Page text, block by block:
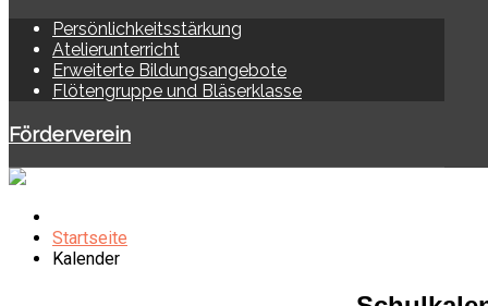
Persönlichkeitsstärkung
Atelierunterricht
Erweiterte Bildungsangebote
Flötengruppe und Bläserklasse
Förderverein
Startseite
Kalender